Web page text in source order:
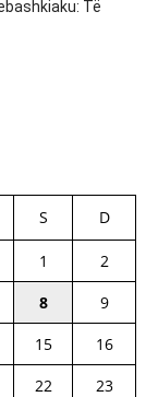
Të
S D
1
2
8
9
15
16
22
23